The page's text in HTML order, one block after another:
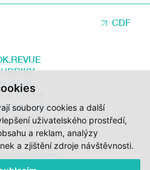
soubory cookies a další
uživatelského prostředí,
a reklam, analýzy
a zjištění zdroje návštěvnosti.
CDF
NÁS